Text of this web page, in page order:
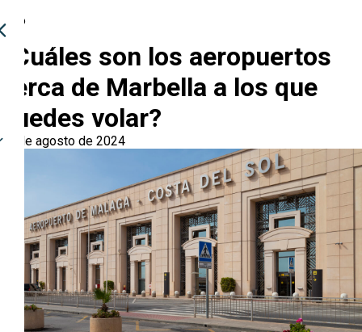
Ocio
¿Cuáles son los aeropuertos
cerca de Marbella a los que
puedes volar?
05 de agosto de 2024